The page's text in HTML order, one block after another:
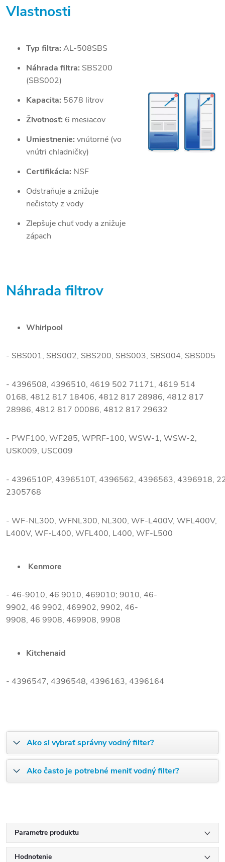
Vlastnosti
Typ filtra: AL-508SBS
Náhrada filtra: SBS200
(SBS002)
Kapacita: 5678 litrov
Životnosť: 6 mesiacov
Umiestnenie: vnútorné (vo
vnútri chladničky)
Certifikácia: NSF
Odstraňuje a znižuje
nečistoty z vody
Zlepšuje chuť vody a znižuje
zápach
Náhrada filtrov
Whirlpool
- SBS001, SBS002, SBS200, SBS003, SBS004, SBS005
- 4396508, 4396510, 4619 502 71171, 4619 514
0168, 4812 817 18406, 4812 817 28986, 4812 817
28986, 4812 817 00086, 4812 817 29632
- PWF100, WF285, WPRF-100, WSW-1, WSW-2,
USK009, USC009
- 4396510P, 4396510T, 4396562, 4396563, 4396918,
2305768
- WF-NL300, WFNL300, NL300, WF-L400V, WFL400V,
L400V, WF-L400, WFL400, L400, WF-L500
Kenmore
- 46-9010, 46 9010, 469010; 9010, 46-
9902, 46 9902, 469902, 9902, 46-
9908, 46 9908, 469908, 9908
Kitchenaid
- 4396547, 4396548, 4396163, 4396164
Ako si vybrať správny vodný filter?
Ako často je potrebné meniť vodný filter?
Parametre produktu
Hodnotenie